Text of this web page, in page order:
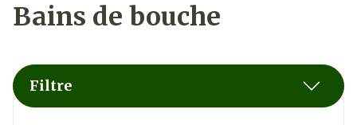
Bains de bouche
Filtre